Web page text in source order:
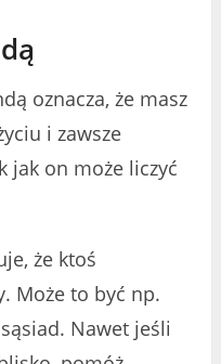
oznacza, że ​​masz
i zawsze
jak on może liczyć
że ktoś
Może to być np.
Nawet jeśli